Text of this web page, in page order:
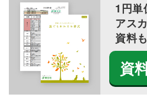
1円単
アス
資料
資